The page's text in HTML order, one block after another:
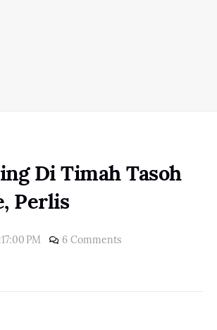
Di Timah Tasoh
Perlis
PM 6 Comments